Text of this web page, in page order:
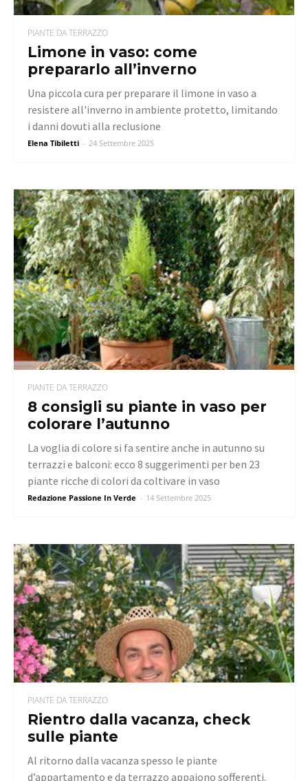
PIANTE DA TERRAZZO
Limone in vaso: come
prepararlo all’inverno
Elena Tibiletti - 24 Settembre 2025
Una piccola cura per preparare il limone in vaso a
resistere all'inverno in ambiente protetto, limitando
i danni dovuti alla reclusione
PIANTE DA TERRAZZO
8 consigli su piante in vaso per
colorare l’autunno
Redazione Passione In Verde - 14 Settembre 2025
La voglia di colore si fa sentire anche in autunno su
terrazzi e balconi: ecco 8 suggerimenti per ben 23
piante ricche di colori da coltivare in vaso
PIANTE DA TERRAZZO
Rientro dalla vacanza, check
sulle piante
Al ritorno dalla vacanza spesso le piante
d’appartamento e da terrazzo appaiono sofferenti.